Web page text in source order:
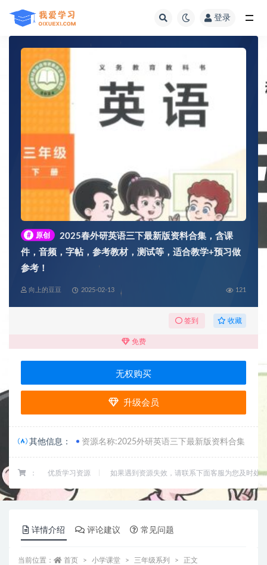
登录
# 原创
2025春外研英语三下最新版资料合集，含课
件，音频，字帖，参考教材，测试等，适合教学+预习做
参考！
向上的豆豆 2025-02-13 121
签到 收藏
免费
无权购买
升级会员
其他信息： 资源名称:2025外研英语三下最新版资料合集
： 优质学习资源 如果遇到资源失效，请联系下面客服为您及时处理
详情介绍 评论建议 常见问题
当前位置： 首页 小学课堂 三年级系列 正文